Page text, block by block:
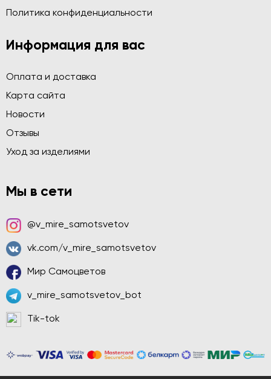
Политика конфиденциальности
Информация для вас
Оплата и доставка
Карта сайта
Новости
Отзывы
Уход за изделиями
Мы в сети
@v_mire_samotsvetov
vk.com/v_mire_samotsvetov
Мир Самоцветов
v_mire_samotsvetov_bot
Tik-tok